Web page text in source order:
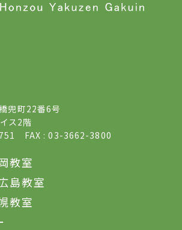
兜町22番6号
ス2階
FAX : 03-3662-3800
教室
島教室
教室